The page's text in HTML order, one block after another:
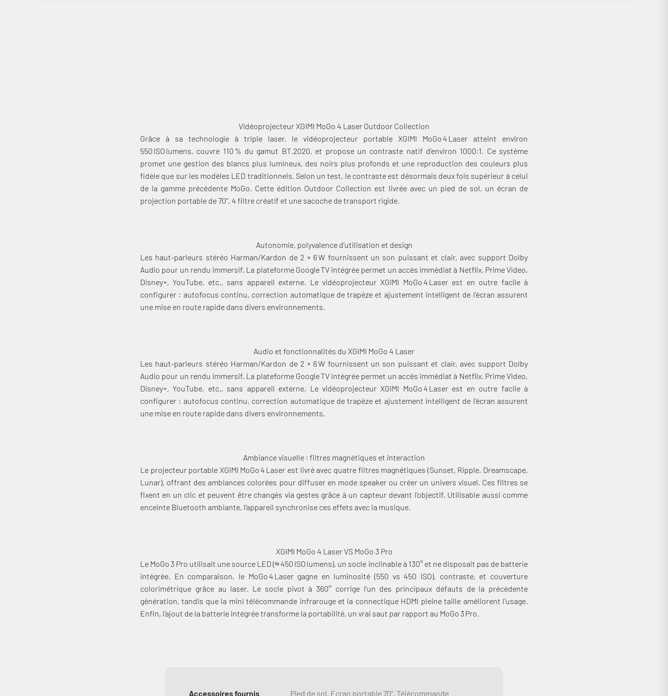
Vidéoprojecteur XGIMI MoGo 4 Laser Outdoor Collection
Grâce à sa technologie à triple laser, le vidéoprojecteur portable XGIMI MoGo 4 Laser atteint environ
550 ISO lumens, couvre 110 % du gamut BT.2020, et propose un contraste natif d’environ 1000:1. Ce système
promet une gestion des blancs plus lumineux, des noirs plus profonds et une reproduction des couleurs plus
fidèle que sur les modèles LED traditionnels. Selon un test, le contraste est désormais deux fois supérieur à celui
de la gamme précédente MoGo. Cette édition Outdoor Collection est livrée avec un pied de sol, un écran de
projection portable de 70'', 4 filtre créatif et une sacoche de transport rigide.
Autonomie, polyvalence d’utilisation et design
Les haut-parleurs stéréo Harman/Kardon de 2 × 6 W fournissent un son puissant et clair, avec support Dolby
Audio pour un rendu immersif. La plateforme Google TV intégrée permet un accès immédiat à Netflix, Prime Video,
Disney+, YouTube, etc., sans appareil externe. Le vidéoprojecteur XGIMI MoGo 4 Laser est en outre facile à
configurer : autofocus continu, correction automatique de trapèze et ajustement intelligent de l'écran assurent
une mise en route rapide dans divers environnements.
Audio et fonctionnalités du XGIMI MoGo 4 Laser
Les haut-parleurs stéréo Harman/Kardon de 2 × 6 W fournissent un son puissant et clair, avec support Dolby
Audio pour un rendu immersif. La plateforme Google TV intégrée permet un accès immédiat à Netflix, Prime Video,
Disney+, YouTube, etc., sans appareil externe. Le vidéoprojecteur XGIMI MoGo 4 Laser est en outre facile à
configurer : autofocus continu, correction automatique de trapèze et ajustement intelligent de l'écran assurent
une mise en route rapide dans divers environnements.
Ambiance visuelle : filtres magnétiques et interaction
Le projecteur portable XGIMI MoGo 4 Laser est livré avec quatre filtres magnétiques (Sunset, Ripple, Dreamscape,
Lunar), offrant des ambiances colorées pour diffuser en mode speaker ou créer un univers visuel. Ces filtres se
fixent en un clic et peuvent être changés via gestes grâce à un capteur devant l’objectif. Utilisable aussi comme
enceinte Bluetooth ambiante, l’appareil synchronise ces effets avec la musique.
XGIMI MoGo 4 Laser VS MoGo 3 Pro
Le MoGo 3 Pro utilisait une source LED (≈ 450 ISO lumens), un socle inclinable à 130° et ne disposait pas de batterie
intégrée. En comparaison, le MoGo 4 Laser gagne en luminosité (550 vs 450 ISO), contraste, et couverture
colorimétrique grâce au laser. Le socle pivot à 360° corrige l’un des principaux défauts de la précédente
génération, tandis que la mini télécommande infrarouge et la connectique HDMI pleine taille améliorent l’usage.
Enfin, l’ajout de la batterie intégrée transforme la portabilité, un vrai saut par rapport au MoGo 3 Pro.
Accessoires fournis
Pied de sol, Ecran portable 70'', Télécommande
Connexion requise
Connectez-vous à votre compte pour ajouter des produits à votre
liste de souhaits et afficher vos articles précédemment
enregistrés.